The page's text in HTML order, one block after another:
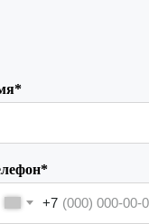
+7